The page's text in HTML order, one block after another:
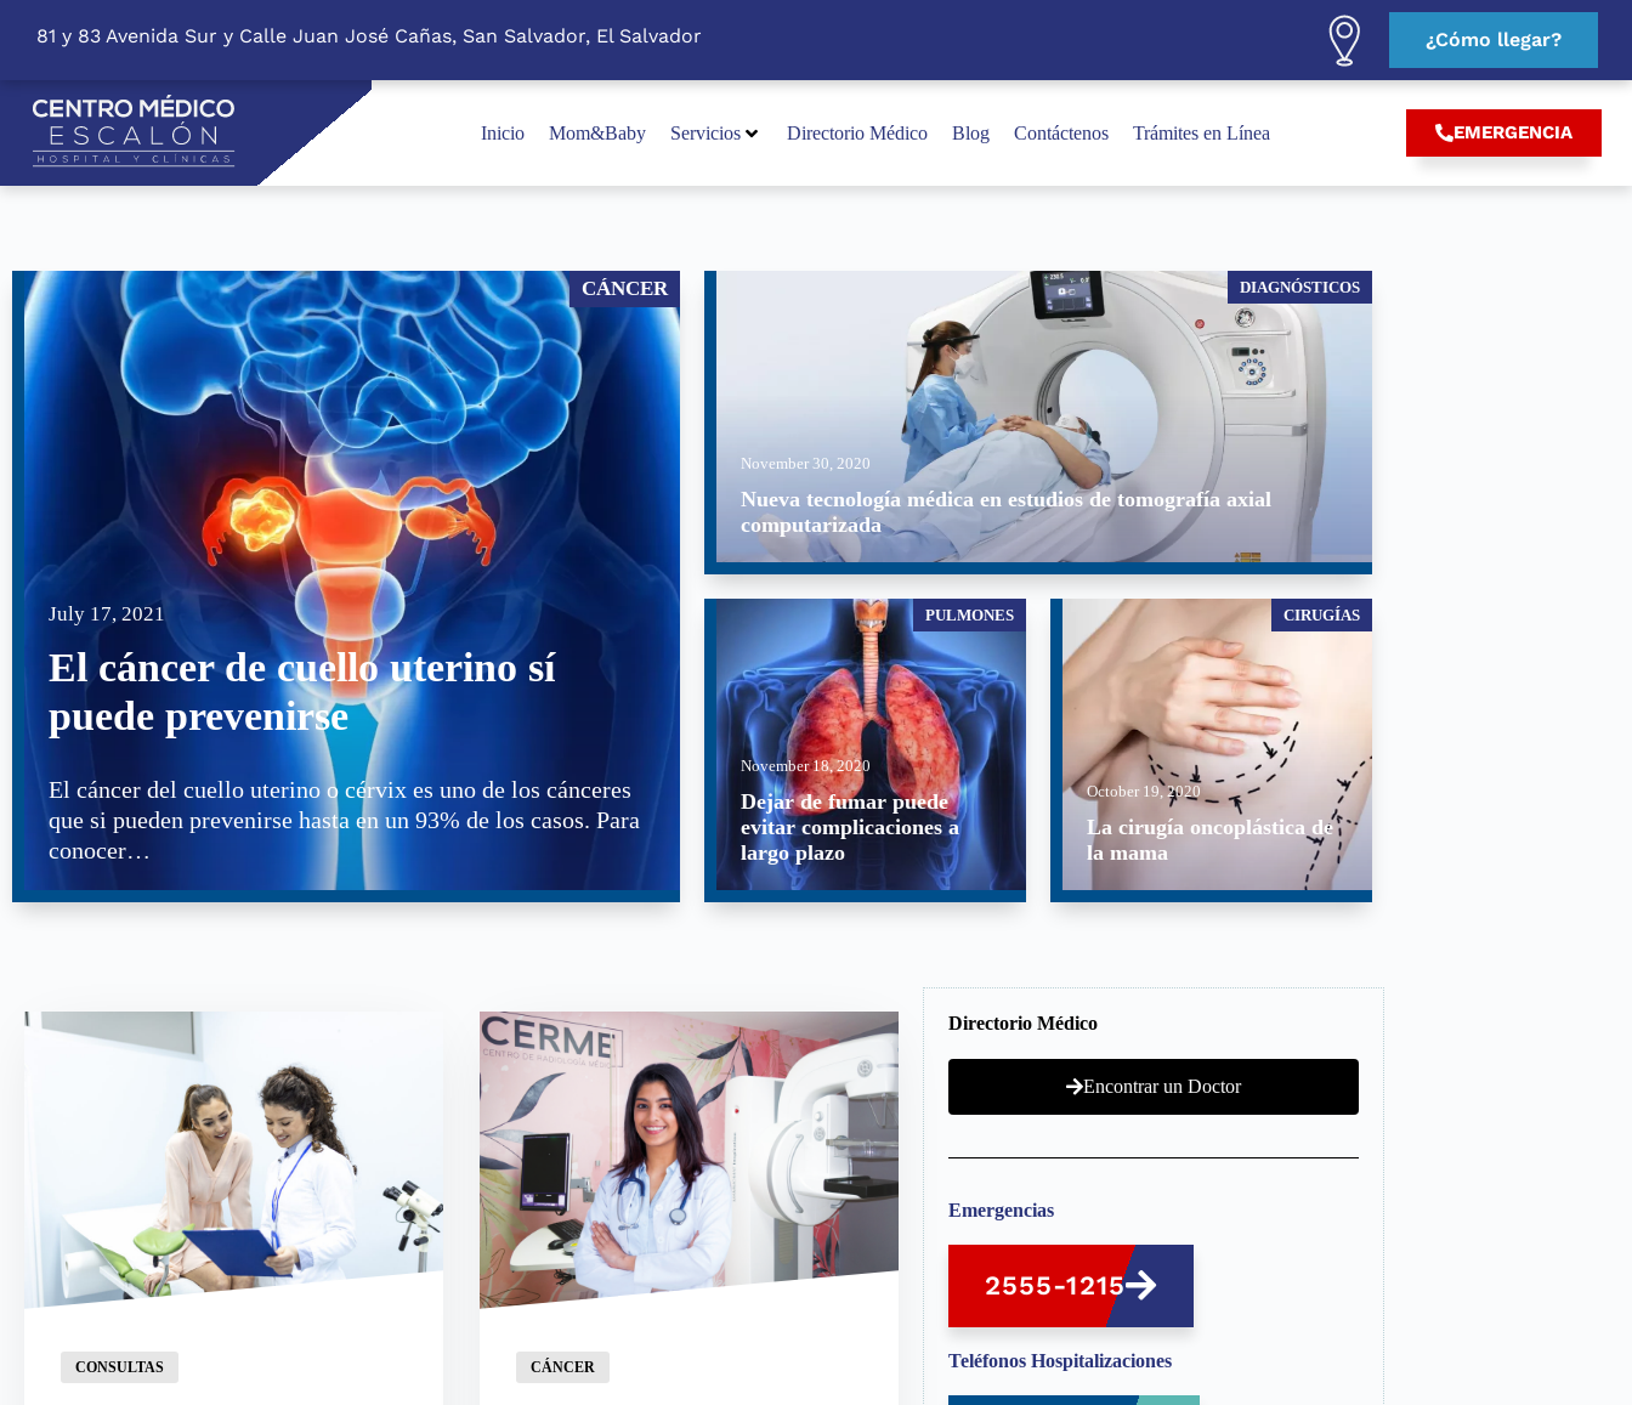
81 y 83 Avenida Sur y Calle Juan José Cañas, San Salvador, El Salvador ¿Cómo llegar?
Inicio Mom&Baby Servicios Directorio Médico Blog Contáctenos Trámites en Línea EMERGENCIA
July 17, 2021
El cáncer de cuello uterino sí
puede prevenirse
El cáncer del cuello uterino o cérvix es uno de los cánceres
que si pueden prevenirse hasta en un 93% de los casos. Para
conocer…
CÁNCER
November 30, 2020
Nueva tecnología médica en estudios de tomografía axial
computarizada
DIAGNÓSTICOS
November 18, 2020
Dejar de fumar puede
evitar complicaciones a
largo plazo
PULMONES
October 19, 2020
La cirugía oncoplástica de
la mama
CIRUGÍAS
CONSULTAS CÁNCER
Directorio Médico
Encontrar un Doctor
Emergencias
2555-1215
Teléfonos Hospitalizaciones